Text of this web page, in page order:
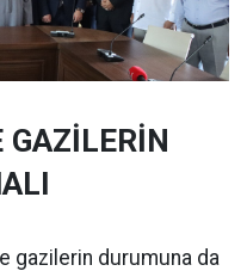
GAZİLERİN
gazilerin durumuna da